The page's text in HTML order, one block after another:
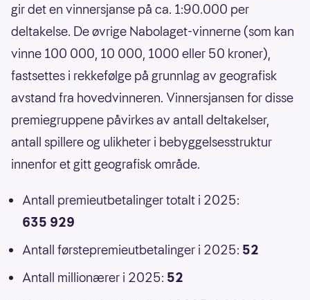
gir det en vinnersjanse på ca. 1:90.000 per
deltakelse. De øvrige Nabolaget-vinnerne (som kan
vinne 100 000, 10 000, 1000 eller 50 kroner),
fastsettes i rekkefølge på grunnlag av geografisk
avstand fra hovedvinneren. Vinnersjansen for disse
premiegruppene påvirkes av antall deltakelser,
antall spillere og ulikheter i bebyggelsesstruktur
innenfor et gitt geografisk område.
Antall premieutbetalinger totalt i 2025:
635 929
Antall førstepremieutbetalinger i 2025: 52
Antall millionærer i 2025: 52